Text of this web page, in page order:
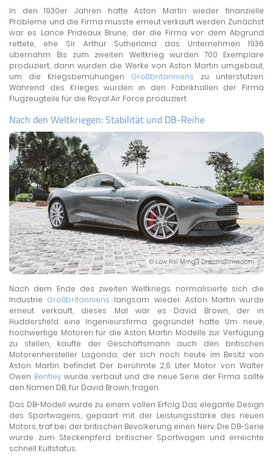
In den 1930er Jahren hatte Aston Martin wieder finanzielle
Probleme und die Firma musste erneut verkauft werden. Zunächst
war es Lance Prideaux Brune, der die Firma vor dem Abgrund
rettete, ehe Sir Arthur Sutherland das Unternehmen 1936
übernahm. Bis zum zweiten Weltkrieg wurden 700 Exemplare
produziert, dann wurden die Werke von Aston Martin umgebaut,
um die Kriegsbemühungen Großbritanniens zu unterstützen.
Während des Krieges wurden in den Fabrikhallen der Firma
Flugzeugteile für die Royal Air Force produziert.
Nach den Weltkriegen: Stabilität und DB-Reihe
© Low Fai Ming | Dreamstime.com
Nach dem Ende des zweiten Weltkriegs normalisierte sich die
Industrie Großbritanniens langsam wieder. Aston Martin wurde
erneut verkauft, dieses Mal war es David Brown, der in
Huddersfield eine Ingenieursfirma gegründet hatte. Um neue,
hochwertige Motoren für die Aston Martin Modelle zur Verfügung
zu stellen, kaufte der Geschäftsmann auch den britischen
Motorenhersteller Lagonda, der sich noch heute im Besitz von
Aston Martin befindet. Der berühmte 2,6 Liter Motor von Walter
Owen Bentleywurde verbaut und die neue Serie der Firma sollte
den Namen DB, für David Brown, tragen.
Das DB-Modell wurde zu einem vollen Erfolg. Das elegante Design
des Sportwagens, gepaart mit der Leistungsstärke des neuen
Motors, traf bei der britischen Bevölkerung einen Nerv. Die DB-Serie
wurde zum Steckenpferd britischer Sportwagen und erreichte
schnell Kultstatus.